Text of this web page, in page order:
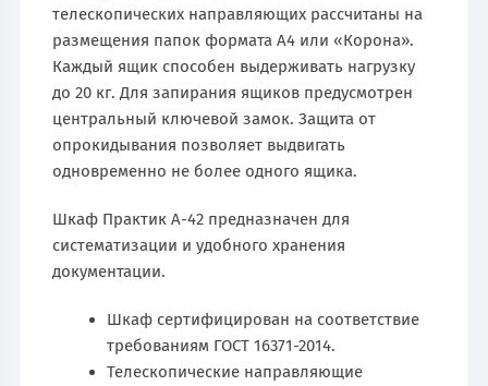
телескопических направляющих рассчитаны на
размещения папок формата А4 или «Корона».
Каждый ящик способен выдерживать нагрузку
до 20 кг. Для запирания ящиков предусмотрен
центральный ключевой замок. Защита от
опрокидывания позволяет выдвигать
одновременно не более одного ящика.
Шкаф Практик А-42 предназначен для
систематизации и удобного хранения
документации.
Шкаф сертифицирован на соответствие
требованиям ГОСТ 16371-2014.
Телескопические направляющие